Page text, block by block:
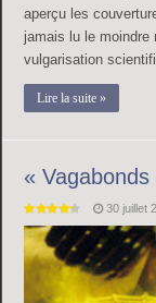
aperçu les
jamais lu le moindre
vulgarisation
Lire la suite »
«
30 juillet